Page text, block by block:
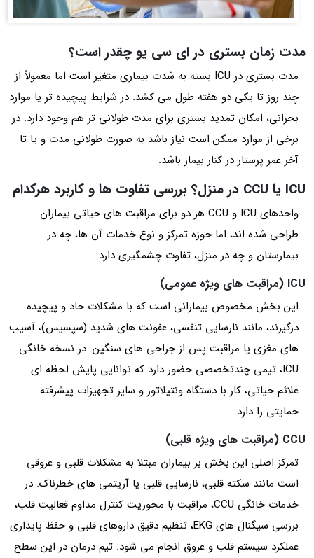
مدت زمان بستری در ای سی یو چقدر است؟
مدت بستری در ICU بسته به شدت بیماری متغیر است اما معمولاً از
چند روز تا یکی دو هفته طول می‌ کشد. در شرایط پیچیده‌ تر یا موارد
بحرانی، امکان تمدید بستری برای مدت طولانی‌ تر هم وجود دارد. در
برخی از موارد ممکن است نیاز باشد به صورت طولانی مدت و یا تا
آخر عمر پرستار در کنار بیمار باشد.
ICU یا CCU در منزل؟ بررسی تفاوت‌ ها و کاربرد هرکدام
واحدهای ICU و CCU هر دو برای مراقبت‌ های حیاتی بیماران
طراحی شده‌ اند، اما حوزه تمرکز و نوع خدمات آن‌ ها، چه در
بیمارستان و چه در منزل، تفاوت چشمگیری دارد.
ICU (مراقبت‌ های ویژه عمومی)
این بخش مخصوص بیمارانی است که با مشکلات حاد و پیچیده
درگیرند، مانند نارسایی تنفسی، عفونت‌ های شدید (سپسیس)، آسیب‌
های مغزی یا مراقبت پس از جراحی‌ های سنگین. در نسخه خانگی
ICU، تیمی چندتخصصی حضور دارد که توانایی پایش لحظه‌ ای
علائم حیاتی، کار با دستگاه ونتیلاتور و سایر تجهیزات پیشرفته
حمایتی را دارد.
CCU (مراقبت‌ های ویژه قلبی)
تمرکز اصلی این بخش بر بیماران مبتلا به مشکلات قلبی و عروقی
است مانند سکته قلبی، نارسایی قلبی یا آریتمی‌ های خطرناک. در
خدمات خانگی CCU، مراقبت با محوریت کنترل مداوم فعالیت قلب،
بررسی سیگنال‌ های EKG، تنظیم دقیق داروهای قلبی و حفظ پایداری
عملکرد سیستم قلب و عروق انجام می‌ شود. تیم درمان در این سطح